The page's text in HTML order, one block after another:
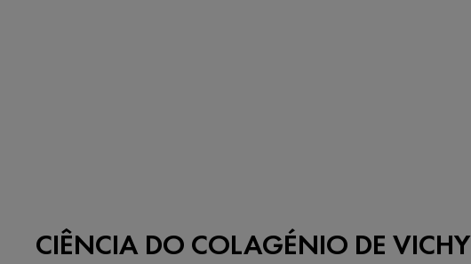
CIÊNCIA DO COLAGÉNIO DE VICHY